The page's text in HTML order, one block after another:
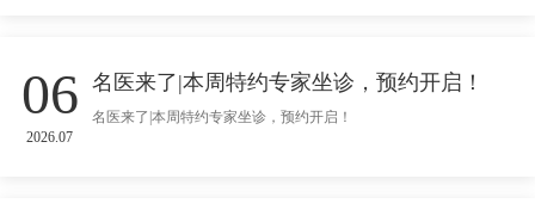
06
2026.07
名医来了|本周特约专家坐诊，预约开启！
名医来了|本周特约专家坐诊，预约开启！